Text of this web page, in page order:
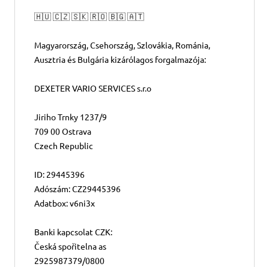
🇭🇺 🇨🇿 🇸🇰 🇷🇴 🇧🇬 🇦🇹
Magyarország, Csehország, Szlovákia, Románia,
Ausztria és Bulgária kizárólagos forgalmazója:
DEXETER VARIO SERVICES s.r.o
Jiriho Trnky 1237/9
709 00 Ostrava
Czech Republic
ID: 29445396
Adószám: CZ29445396
Adatbox: v6ni3x
Banki kapcsolat CZK:
Česká spořitelna as
2925987379/0800